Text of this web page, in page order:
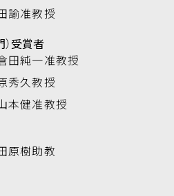
諭准教授
受賞者
田純一准教授
秀久教授
本健准教授
原樹助教